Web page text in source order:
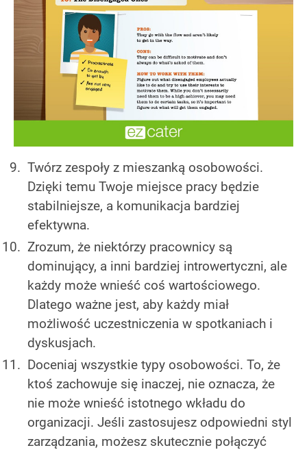
Twórz zespoły z mieszanką osobowości.
Dzięki temu Twoje miejsce pracy będzie
stabilniejsze, a komunikacja bardziej
efektywna.
Zrozum, że niektórzy pracownicy są
dominujący, a inni bardziej introwertyczni, ale
każdy może wnieść coś wartościowego.
Dlatego ważne jest, aby każdy miał
możliwość uczestniczenia w spotkaniach i
dyskusjach.
Doceniaj wszystkie typy osobowości. To, że
ktoś zachowuje się inaczej, nie oznacza, że
nie może wnieść istotnego wkładu do
organizacji. Jeśli zastosujesz odpowiedni styl
zarządzania, możesz skutecznie połączyć